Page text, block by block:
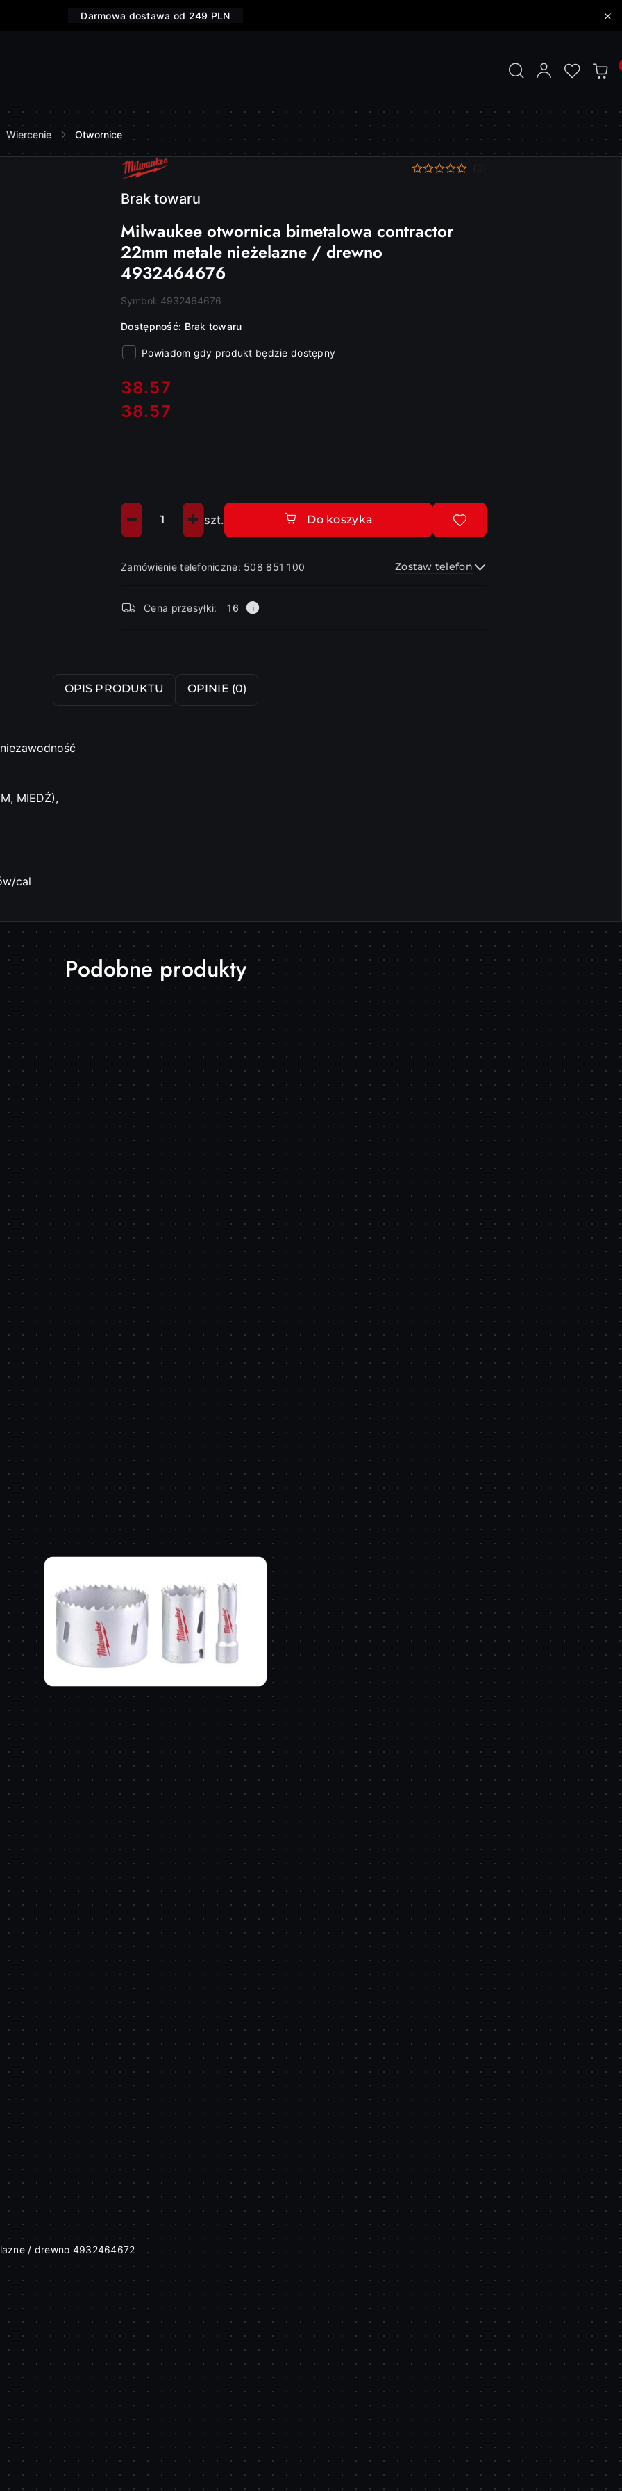
Darmowa dostawa od 249 PLN
Wiercenie Otwornice
NAZWA
PRODUCENTA:
MILWAUKEE
Brak towaru
Milwaukee otwornica bimetalowa contractor
22mm metale nieżelazne / drewno
4932464676
Symbol: 4932464676
Dostępność: Brak towaru
Powiadom gdy produkt będzie dostępny
cena:
38.57
Cena:
38.57
Ilość szt. Do koszyka
Zamówienie telefoniczne: 508 851 100 Zostaw telefon
Dostępność
i
Cena przesyłki: 16
OPIS PRODUKTU OPINIE (0)
MIEDŹ),
cal
Produkty
o
statusie:
Podobne produkty
/ drewno 4932464672PRODUKT NIEDOSTĘPNY